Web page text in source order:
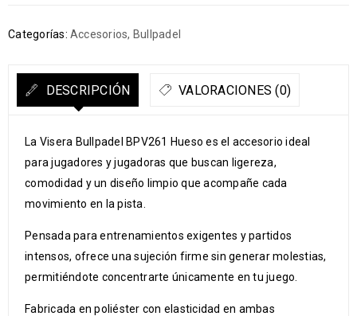
Categorías: Accesorios, Bullpadel
DESCRIPCIÓN VALORACIONES (0)
La Visera Bullpadel BPV261 Hueso es el accesorio ideal
para jugadores y jugadoras que buscan ligereza,
comodidad y un diseño limpio que acompañe cada
movimiento en la pista.
Pensada para entrenamientos exigentes y partidos
intensos, ofrece una sujeción firme sin generar molestias,
permitiéndote concentrarte únicamente en tu juego.
Fabricada en poliéster con elasticidad en ambas